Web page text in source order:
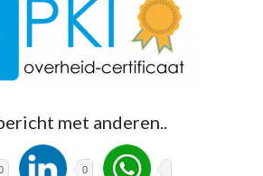
met anderen..
0